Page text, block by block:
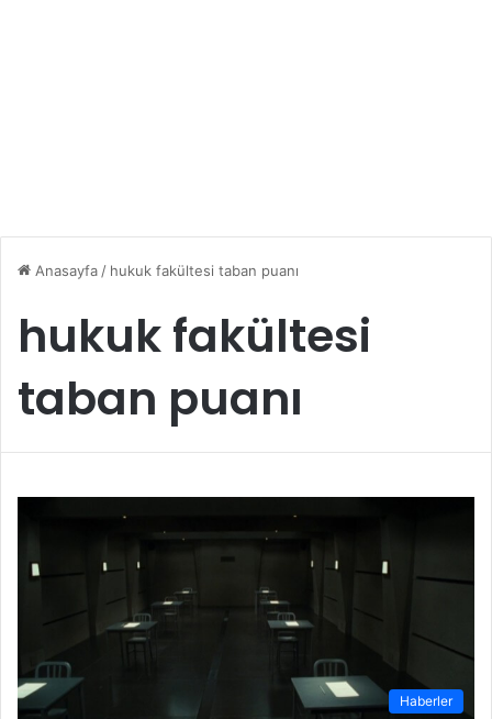
Anasayfa / hukuk fakültesi taban puanı
hukuk fakültesi
taban puanı
Haberler